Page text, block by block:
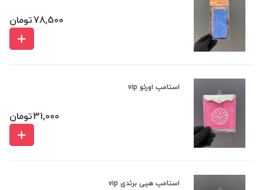
78,500تومان
استامپ اورئو vip
31,000تومان
استامپ هپی برثدی vip